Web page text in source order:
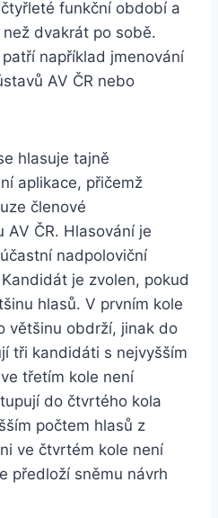
funkční období a
dvakrát po sobě.
například jmenování
AV ČR nebo
hlasuje tajně
aplikace, přičemž
členové
ČR. Hlasování je
nadpoloviční
je zvolen, pokud
hlasů. V prvním kole
většinu obdrží, jinak do
tři kandidáti s nejvyšším
třetím kole není
do čtvrtého kola
počtem hlasů z
ve čtvrtém kole není
předloží sněmu návrh